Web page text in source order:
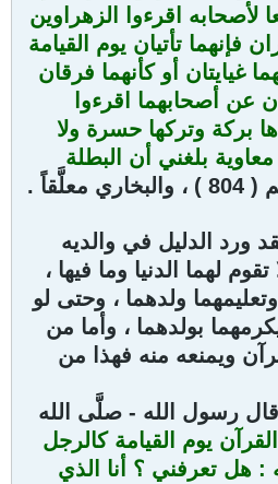
لأصحابه اقرءوا الزهراوين
فإنهما تأتيان يوم القيامة
غيايتان أو كأنهما فرقان
أصحابهما اقرءوا
بركة وتركها حسرة ولا
بلغني أن البطلة
.
ورد الدليل في والديه
لهما الدنيا وما فيها ،
ولدهما ، وحتى لو
بولدهما ، وأما من
ويمنعه منه فهذا من
رسول الله - صلَّى الله
يوم القيامة كالرجل
: هل تعرفني ؟ أنا الذي